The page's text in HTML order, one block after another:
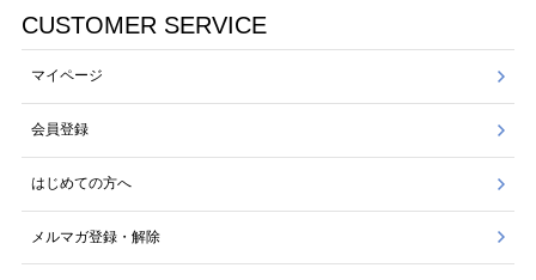
CUSTOMER SERVICE
マイページ
会員登録
はじめての方へ
メルマガ登録・解除